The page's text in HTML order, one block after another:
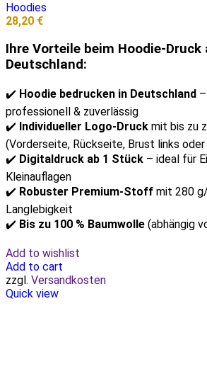
Hoodies
28,20 €
Ihre Vorteile beim Hoodie-Druck
Deutschland:
✔️ Hoodie bedrucken in Deutschland
professionell & zuverlässig
✔️ Individueller Logo-Druck mit bis zu
(Vorderseite, Rückseite, Brust links
✔️ Digitaldruck ab 1 Stück – ideal für
Kleinauflagen
✔️ Robuster Premium-Stoff mit 280
Langlebigkeit
✔️ Bis zu 100 % Baumwolle (abhängig
Add to wishlist
Add to cart
zzgl. Versandkosten
Quick view